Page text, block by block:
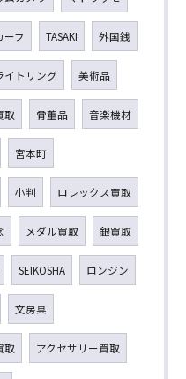
ーフ TASAKI 外国銭
イトリング 美術品
取 骨董品 音楽機材
宮本町
小判 ロレックス買取
メダル買取 銀買取
SEIKOSHA ロンジン
文房具
取 アクセサリー買取